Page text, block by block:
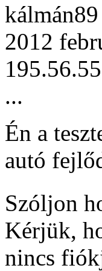
kálmán89
2012
...
Én a
autó
Szóljon
Kérjük,
nincs